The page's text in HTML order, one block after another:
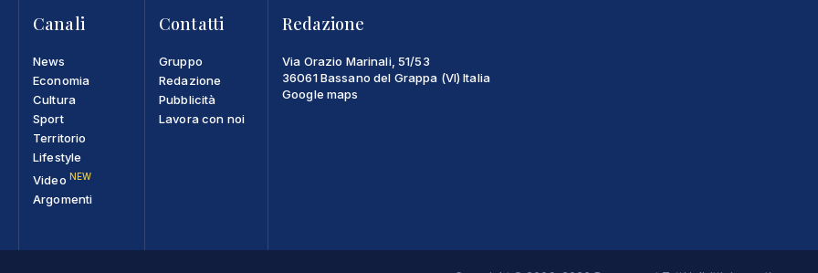
Canali
News
Economia
Cultura
Sport
Territorio
Lifestyle
Video NEW
Argomenti
Contatti
Gruppo
Redazione
Pubblicità
Lavora con noi
Redazione
Via Orazio Marinali, 51/53
36061 Bassano del Grappa (VI) Italia
Google maps